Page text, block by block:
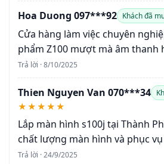
Hoa Duong 097***92 Khách đã
Cửa hàng làm việc chuyên
phẩm Z100 mượt mà âm thanh
Trả lời · 8/10/2025
Thien Nguyen Van 070***34
★★★★★
Lắp màn hình s100j tại Thành
chất lượng màn hình và phục
Trả lời · 24/9/2025